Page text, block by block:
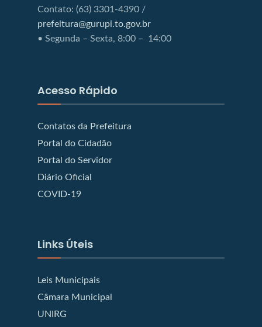
Contato: (63) 3301-4390 /
prefeitura@gurupi.to.gov.br
• Segunda – Sexta, 8:00 – 14:00
Acesso Rápido
Contatos da Prefeitura
Portal do Cidadão
Portal do Servidor
Diário Oficial
COVID-19
Links Úteis
Leis Municipais
Câmara Municipal
UNIRG